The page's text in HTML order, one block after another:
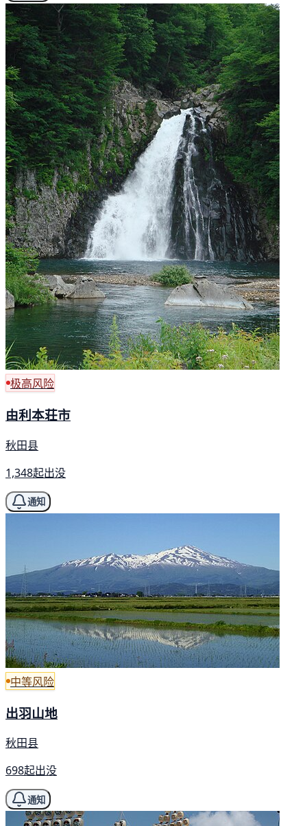
极高风险
由利本荘市
秋田县
1,348起出没
通知
中等风险
出羽山地
秋田县
698起出没
通知